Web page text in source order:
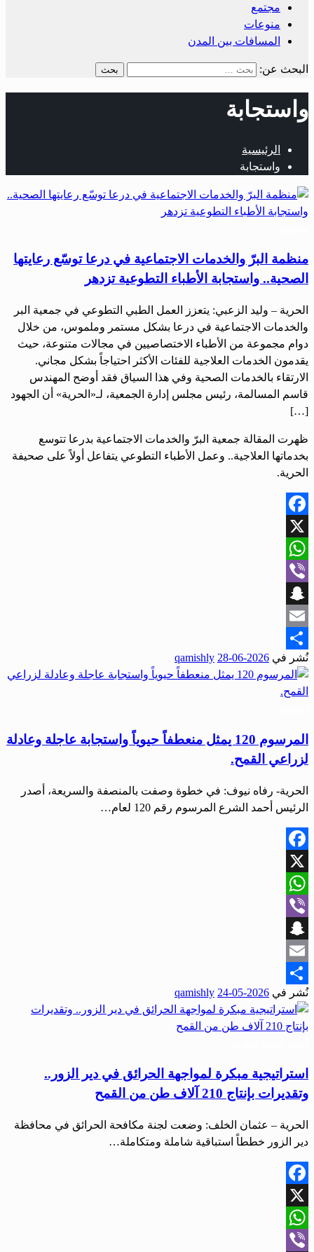
مجتمع
منوعات
المسافات بين المدن
البحث عن:
واستجابة
الرئيسية
واستجابة
منظمة البرّ والخدمات الاجتماعية في درعا توسّع رعايتها
الصحية.. واستجابة الأطباء التطوعية تزدهر
الحرية – وليد الزعبي: يتعزز العمل الطبي التطوعي في جمعية البر
والخدمات الاجتماعية في درعا بشكل مستمر وملموس، من خلال
دوام مجموعة من الأطباء الاختصاصيين في مجالات متنوعة، حيث
يقدمون الخدمات العلاجية للفئات الأكثر احتياجاً بشكل مجاني.
الارتقاء بالخدمات الصحية وفي هذا السياق فقد أوضح المهندس
قاسم المسالمة، رئيس مجلس إدارة الجمعية، لـ«الحرية» أن الجهود
[…]
ظهرت المقالة جمعية البرّ والخدمات الاجتماعية بدرعا تتوسع
بخدماتها العلاجية.. وعمل الأطباء التطوعي يتفاعل أولاً على صحيفة
الحرية.
Facebook
X
WhatsApp
Viber
Snapchat
Email
Share
نُشر في 2026-06-28
qamishly
المرسوم 120 يمثل منعطفاً حيوياً واستجابة عاجلة وعادلة
لزراعي القمح.
الحرية- رفاه نيوف: في خطوة وصفت بالمنصفة والسريعة، أصدر
الرئيس أحمد الشرع المرسوم رقم 120 لعام…
Facebook
X
WhatsApp
Viber
Snapchat
Email
Share
نُشر في 2026-05-24
qamishly
استراتيجية مبكرة لمواجهة الحرائق في دير الزور..
وتقديرات بإنتاج 210 آلاف طن من القمح
الحرية – عثمان الخلف: وضعت لجنة مكافحة الحرائق في محافظة
دير الزور خططاً استباقية شاملة ومتكاملة…
Facebook
X
WhatsApp